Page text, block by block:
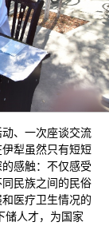
、一次座谈交流
犁虽然只有短短
感触：不仅感受
民族之间的民俗
医疗卫生情况的
储人才，为国家